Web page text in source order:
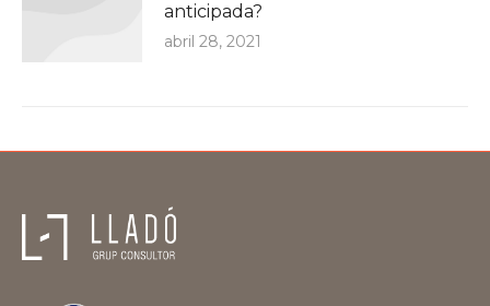
anticipada?
abril 28, 2021